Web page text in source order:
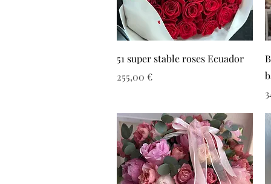
51 super stable roses Ecuador
Τιμή
255,00 €